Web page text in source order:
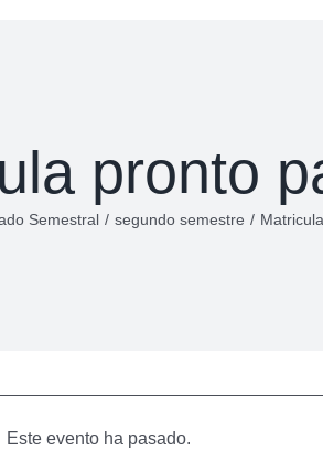
pronto
Semestral / segundo semestre /
Este evento ha pasado.